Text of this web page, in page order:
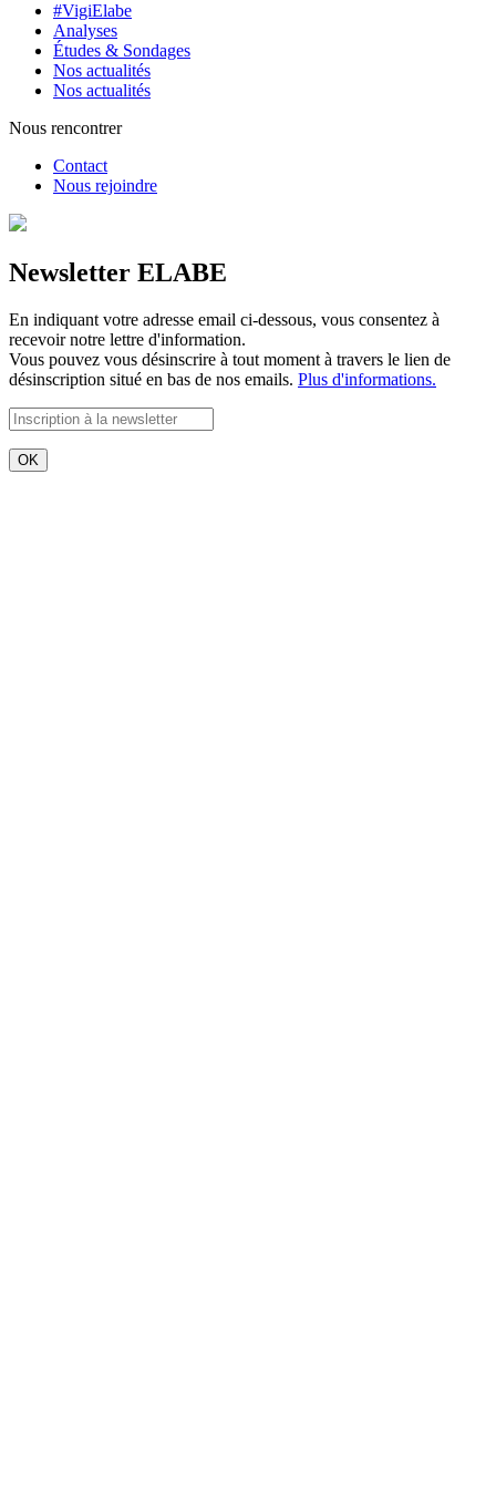
#VigiElabe
Analyses
Études & Sondages
Nos actualités
Nos actualités
Nous rencontrer
Contact
Nous rejoindre
Newsletter ELABE
En indiquant votre adresse email ci-dessous, vous consentez à
recevoir notre lettre d'information.
Vous pouvez vous désinscrire à tout moment à travers le lien de
désinscription situé en bas de nos emails. Plus d'informations.